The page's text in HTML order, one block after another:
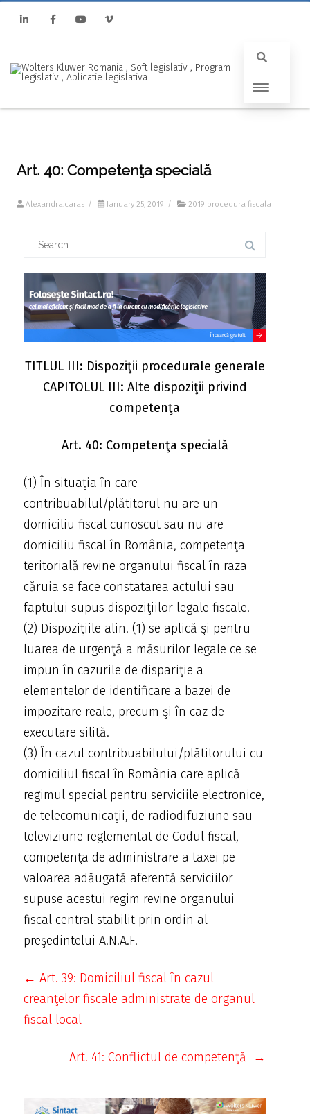
Art. 40: Competenţa specială
Alexandra.caras / January 25, 2019 / 2019 procedura fiscala
TITLUL III: Dispoziţii procedurale generale
CAPITOLUL III: Alte dispoziţii privind
competenţa
Art. 40: Competenţa specială
(1) În situaţia în care
contribuabilul/plătitorul nu are un
domiciliu fiscal cunoscut sau nu are
domiciliu fiscal în România, competenţa
teritorială revine organului fiscal în raza
căruia se face constatarea actului sau
faptului supus dispoziţiilor legale fiscale.
(2) Dispoziţiile alin. (1) se aplică şi pentru
luarea de urgenţă a măsurilor legale ce se
impun în cazurile de dispariţie a
elementelor de identificare a bazei de
impozitare reale, precum şi în caz de
executare silită.
(3) În cazul contribuabilului/plătitorului cu
domiciliul fiscal în România care aplică
regimul special pentru serviciile electronice,
de telecomunicaţii, de radiodifuziune sau
televiziune reglementat de Codul fiscal,
competenţa de administrare a taxei pe
valoarea adăugată aferentă serviciilor
supuse acestui regim revine organului
fiscal central stabilit prin ordin al
preşedintelui A.N.A.F.
← Art. 39: Domiciliul fiscal în cazul
creanţelor fiscale administrate de organul
fiscal local
Art. 41: Conflictul de competenţă →